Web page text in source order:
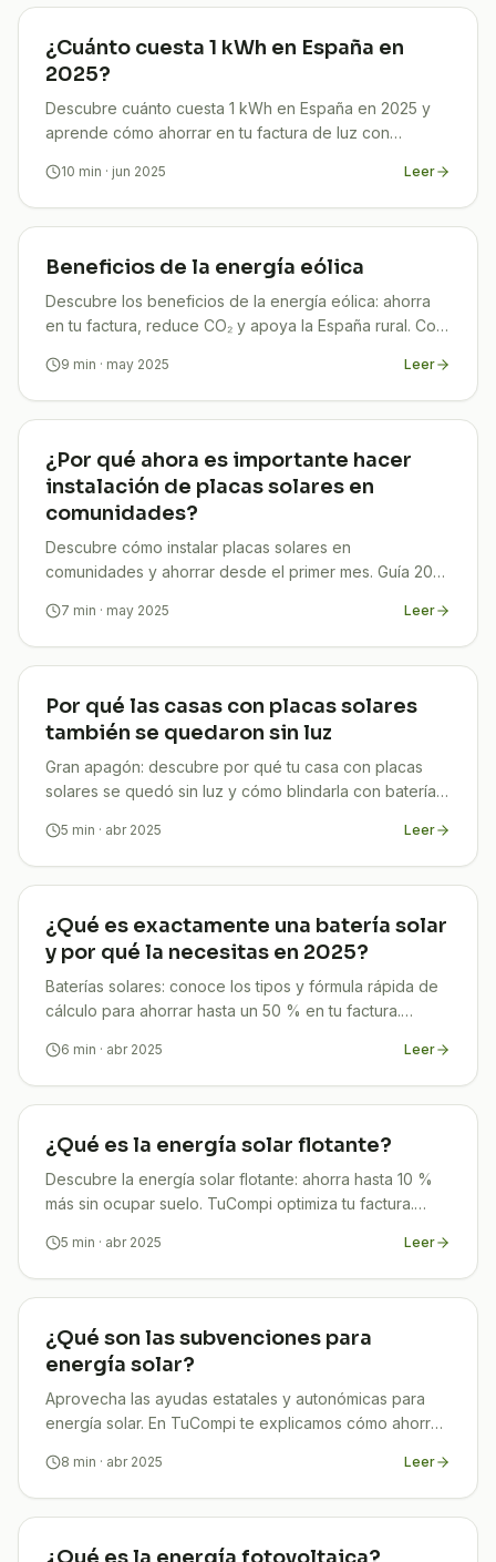
¿Cuánto cuesta 1 kWh en España en
2025?
Descubre cuánto cuesta 1 kWh en España en 2025 y
aprende cómo ahorrar en tu factura de luz con
10 min · jun 2025 Leer
Beneficios de la energía eólica
Descubre los beneficios de la energía eólica: ahorra
en tu factura, reduce CO₂ y apoya la España rural. Con
9 min · may 2025 Leer
¿Por qué ahora es importante hacer
instalación de placas solares en
comunidades?
Descubre cómo instalar placas solares en
comunidades y ahorrar desde el primer mes. Guía 2025
7 min · may 2025 Leer
Por qué las casas con placas solares
también se quedaron sin luz
Gran apagón: descubre por qué tu casa con placas
solares se quedó sin luz y cómo blindarla con baterías
5 min · abr 2025 Leer
¿Qué es exactamente una batería solar
y por qué la necesitas en 2025?
Baterías solares: conoce los tipos y fórmula rápida de
cálculo para ahorrar hasta un 50 % en tu factura.
6 min · abr 2025 Leer
¿Qué es la energía solar flotante?
Descubre la energía solar flotante: ahorra hasta 10 %
más sin ocupar suelo. TuCompi optimiza tu factura.
5 min · abr 2025 Leer
¿Qué son las subvenciones para
energía solar?
Aprovecha las ayudas estatales y autonómicas para
energía solar. En TuCompi te explicamos cómo ahorrar
8 min · abr 2025 Leer